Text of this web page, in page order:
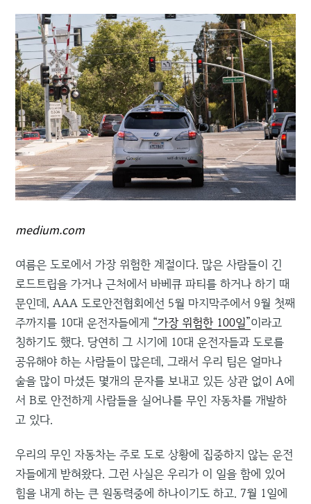
medium.com
여름은 도로에서 가장 위험한 계절이다. 많은 사람들이 긴
로드트립을 가거나 근처에서 바베큐 파티를 하거나 하기 때
문인데, AAA 도로안전협회에선 5월 마지막주에서 9월 첫째
주까지를 10대 운전자들에게 “가장 위험한 100일”이라고
칭하기도 했다. 당연히 그 시기에 10대 운전자들과 도로를
공유해야 하는 사람들이 많은데, 그래서 우리 팀은 얼마나
술을 많이 마셨든 몇개의 문자를 보내고 있든 상관 없이 A에
서 B로 안전하게 사람들을 실어나를 무인 자동차를 개발하
고 있다.
우리의 무인 자동차는 주로 도로 상황에 집중하지 않는 운전
자들에게 받혀왔다. 그런 사실은 우리가 이 일을 함에 있어
힘을 내게 하는 큰 원동력중에 하나이기도 하고. 7월 1일에